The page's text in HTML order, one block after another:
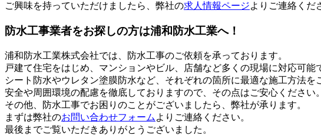
ご興味を持っていただけましたら、弊社の求人情報ページよりご連絡くだ
防水工事業者をお探しの方は浦和防水工業へ！
浦和防水工業株式会社では、防水工事のご依頼を承っております。
戸建て住宅をはじめ、マンションやビル、店舗など多くの現場に対応可能
シート防水やウレタン塗膜防水など、それぞれの箇所に最適な施工方法を
安全や周囲環境の配慮を徹底しておりますので、その点はご安心ください。
その他、防水工事でお困りのことがございましたら、弊社が承ります。
まずは弊社のお問い合わせフォーム よりご連絡ください。
最後までご覧いただきありがとうございました。